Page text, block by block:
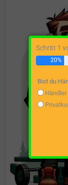
Schritt 1
20%
Bist du
Händler